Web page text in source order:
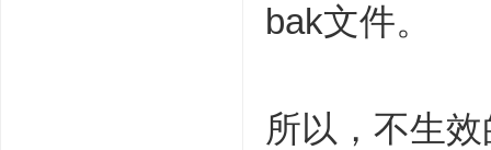
bak文件。
所以，不生